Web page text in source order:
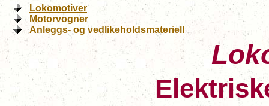
Lokomotiver
Motorvogner
Anleggs- og vedlikeholdsmateriell